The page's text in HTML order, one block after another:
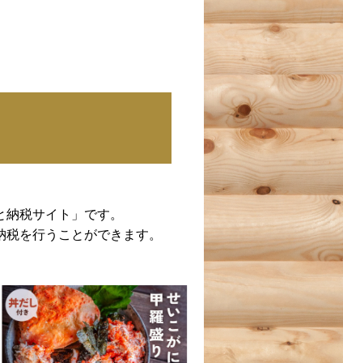
税サイト」です。
を行うことができます。